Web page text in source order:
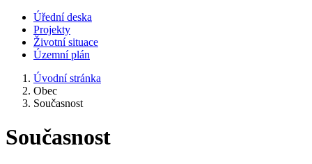
Úřední deska
Projekty
Životní situace
Územní plán
Úvodní stránka
Obec
Současnost
Současnost